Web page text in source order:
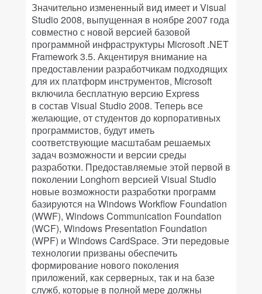
Значительно измененный вид имеет и Visual
Studio 2008, выпущенная в ноябре 2007 года
совместно с новой версией базовой
программной инфраструктуры Microsoft .NET
Framework 3.5. Акцентируя внимание на
предоставлении разработчикам подходящих
для их платформ инструментов, Microsoft
включила бесплатную версию Express
в состав Visual Studio 2008. Теперь все
желающие, от студентов до корпоративных
программистов, будут иметь
соответствующие масштабам решаемых
задач возможности и версии среды
разработки. Предоставляемые этой первой в
поколении Longhorn версией Visual Studio
новые возможности разработки программ
базируются на Windows Workflow Foundation
(WWF), Windows Communication Foundation
(WCF), Windows Presentation Foundation
(WPF) и Windows CardSpace. Эти передовые
технологии призваны обеспечить
формирование нового поколения
приложений, как серверных, так и на базе
служб, которые в полной мере должны